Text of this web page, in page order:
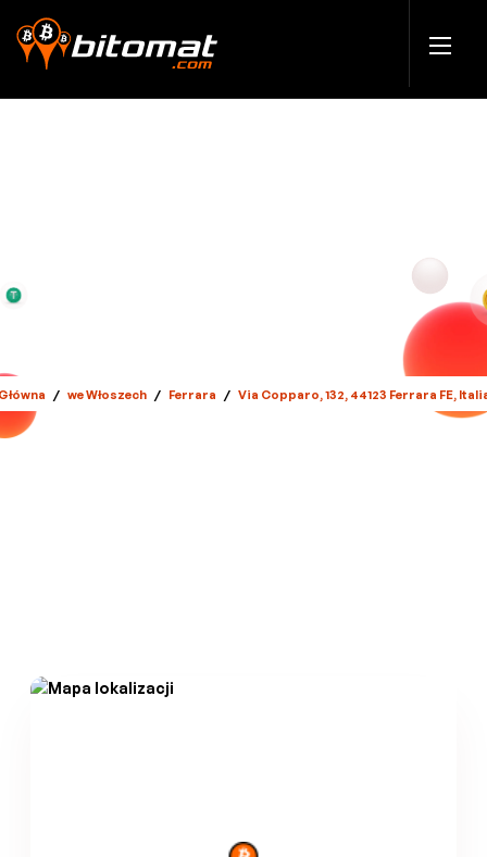
/ we Włoszech / Ferrara / Via Copparo, 132, 44123 Ferrara FE,